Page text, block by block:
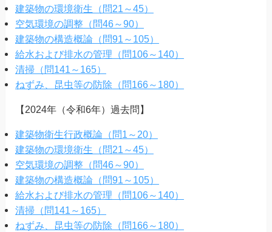
建築物の環境衛生（問21～45）
空気環境の調整（問46～90）
建築物の構造概論（問91～105）
給水および排水の管理（問106～140）
清掃（問141～165）
ねずみ、昆虫等の防除（問166～180）
【2024年（令和6年）過去問】
建築物衛生行政概論（問1～20）
建築物の環境衛生（問21～45）
空気環境の調整（問46～90）
建築物の構造概論（問91～105）
給水および排水の管理（問106～140）
清掃（問141～165）
ねずみ、昆虫等の防除（問166～180）